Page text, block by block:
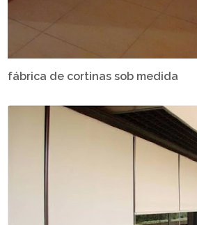
fábrica de cortinas sob medida